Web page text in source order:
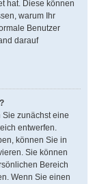
hat. Diese können
warum Ihr
Benutzer
darauf
zunächst eine
entwerfen.
können Sie in
Sie können
Bereich
Wenn Sie einen